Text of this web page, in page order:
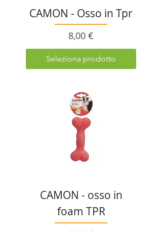
CAMON - Osso in Tpr
Prezzo
8,00 €
Seleziona prodotto
CAMON - osso in
foam TPR